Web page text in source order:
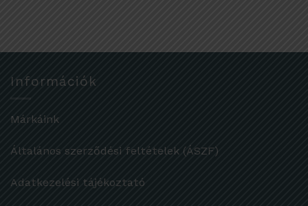
Információk
Márkáink
Általános szerződési feltételek (ÁSZF)
Adatkezelési tájékoztató